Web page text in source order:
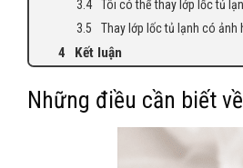
Tôi có thể thay lớp lốc tủ
Thay lớp lốc tủ lạnh có ảnh
Kết luận
Những điều cần biết